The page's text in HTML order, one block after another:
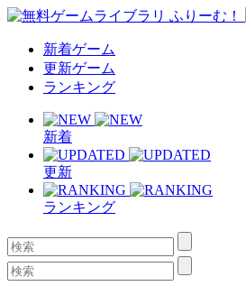
新着ゲーム
更新ゲーム
ランキング
新着
更新
ランキング